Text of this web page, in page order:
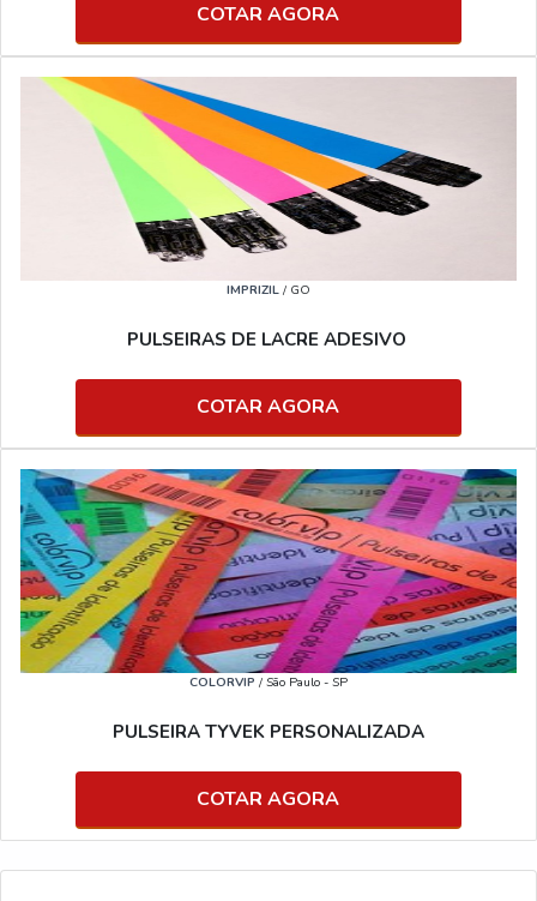
COTAR AGORA
IMPRIZIL / GO
PULSEIRAS DE LACRE ADESIVO
COTAR AGORA
COLORVIP / São Paulo - SP
PULSEIRA TYVEK PERSONALIZADA
COTAR AGORA